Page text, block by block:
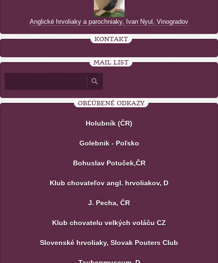
Anglické hrvoliaky a parochniaky, Ivan Nyul, Vinogradov
KONTAKT
MAIL LIST
OBĽÚBENÉ ODKAZY
Holubník (ČR)
Golebnik - Poľsko
Bohuslav Potuček,ČR
Klub chovateľov angl. hrvoliakov, D
J. Pecha, ČR
Klub chovatelu velkých voláču CZ
Slovenské hrvoliaky, Slovak Pouters Club